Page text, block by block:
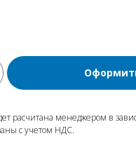
расчитана менеджером в
с учетом НДС.